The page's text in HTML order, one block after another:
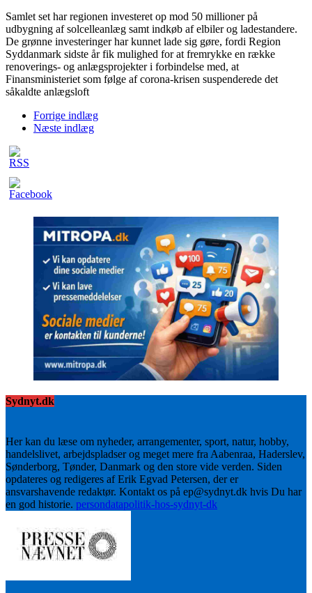
Samlet set har regionen investeret op mod 50 millioner på
udbygning af solcelleanlæg samt indkøb af elbiler og ladestandere.
De grønne investeringer har kunnet lade sig gøre, fordi Region
Syddanmark sidste år fik mulighed for at fremrykke en række
renoverings- og anlægsprojekter i forbindelse med, at
Finansministeriet som følge af corona-krisen suspenderede det
såkaldte anlægsloft
Forrige indlæg
Næste indlæg
Sydnyt.dk
Her kan du læse om nyheder, arrangementer, sport, natur, hobby,
handelslivet, arbejdspladser og meget mere fra Aabenraa, Haderslev,
Sønderborg, Tønder, Danmark og den store vide verden. Siden
opdateres og redigeres af Erik Egvad Petersen, der er
ansvarshavende redaktør. Kontakt os på ep@sydnyt.dk hvis Du har
en god historie. persondatapolitik-hos-sydnyt-dk